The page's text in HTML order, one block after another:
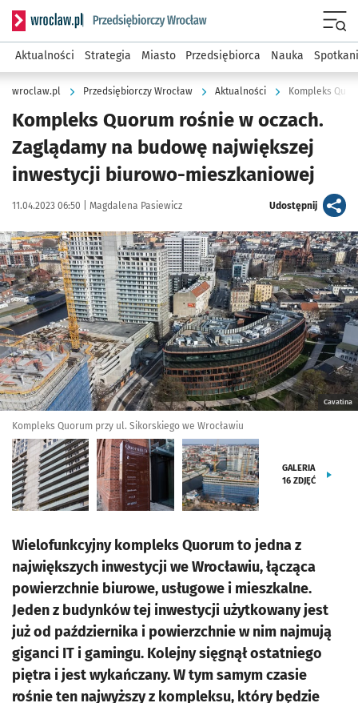
Serwis informacyjny wroclaw.pl podserwis: Strategia
Aktualności Strategia Miasto Przedsiębiorca Nauka
wroclaw.pl Przedsiębiorczy Wrocław Aktualności
Kompleks Quorum rośnie w oczach.
Zaglądamy na budowę największej
inwestycji biurowo-mieszkaniowej
Data publikacji:
11.04.2023 06:50 | Autor:
Magdalena Pasiewicz Udostępnijartykuł
Kliknij, aby zobaczyć galerię
Cavatina
Kompleks Quorum przy ul. Sikorskiego we Wrocławiu
GALERIA
16 ZDJĘĆ
Wielofunkcyjny kompleks Quorum to jedna z
największych inwestycji we Wrocławiu, łącząca
powierzchnie biurowe, usługowe i mieszkalne.
Jeden z budynków tej inwestycji użytkowany jest
już od października i powierzchnie w nim najmują
giganci IT i gamingu. Kolejny sięgnął ostatniego
piętra i jest wykańczany. W tym samym czasie
rośnie ten najwyższy z kompleksu, który będzie